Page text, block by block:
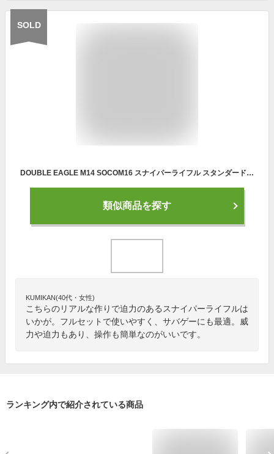
SOLD
DOUBLE EAGLE M14 SOCOM16 スナイパーライフル スタンダード電動ガン 18歳以上フルセットエアガン
類似商品を探す
KUMIKAN(40代・女性)
こちらのリアルな作りで迫力のあるスナイパーライフルは
いかが。フルセットで使いやすく、サバゲーにも最適。威
力や迫力もあり、操作も簡単なのがいいです。
ランキング内で紹介されている商品